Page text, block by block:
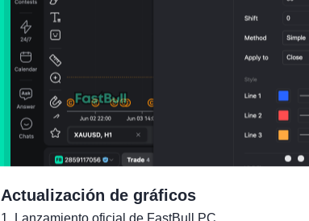
Datos de población, anual，
tasa de crecimiento
natural de la población
Datos de población, anual，
poblacional
Datos de población, anual，
Actualización de gráficos
1. Lanzamiento oficial de FastBull PC